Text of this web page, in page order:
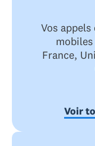
Vos
France,
Voir